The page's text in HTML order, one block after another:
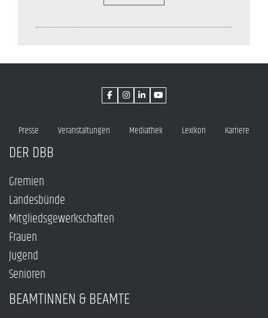
Presse Veranstaltungen Mediathek Lexikon Karriere
DER DBB
Gremien
Landesbünde
Mitgliedsgewerkschaften
Frauen
Jugend
Senioren
BEAMTINNEN & BEAMTE